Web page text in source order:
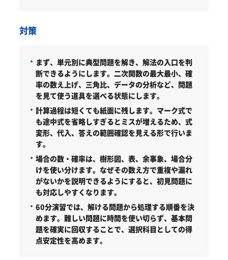
対策
まず、単元別に典型問題を解き、解法の入口を判
断できるようにします。二次関数の最大最小、確
率の数え上げ、三角比、データの分析など、問題
を見て使う道具を選べる状態にします。
計算過程は短くても紙面に残します。マーク式で
も途中式を省略しすぎるとミスが増えるため、式
変形、代入、答えの範囲確認を見える形で行いま
す。
場合の数・確率は、樹形図、表、余事象、場合分
けを使い分けます。なぜその数え方で重複や漏れ
がないかを説明できるようにすると、初見問題に
も対応しやすくなります。
60分演習では、解ける問題から処理する順番を決
めます。難しい問題に時間を使い切らず、基本問
題を確実に回収することで、選択科目としての得
点安定性を高めます。